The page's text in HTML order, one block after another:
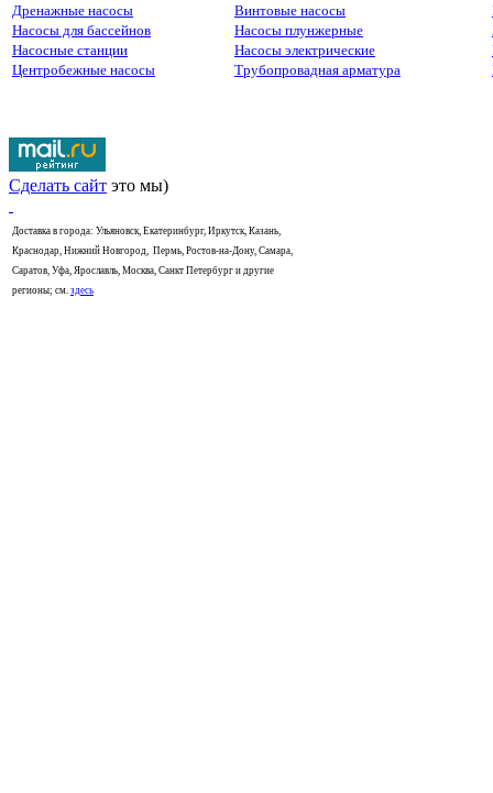
Дренажные насосы
Насосы для бассейнов
Насосные станции
Центробежные насосы
Винтовые насосы
Насосы плунжерные
Насосы электрические
Трубопровадная арматура
Сделать сайт это мы)
Доставка в города: Ульяновск, Екатеринбург, Иркутск, Казань,
Краснодар, Нижний Новгород, Пермь, Ростов-на-Дону, Самара,
Саратов, Уфа, Ярославль, Москва, Санкт Петербург и другие
регионы; см. здесь